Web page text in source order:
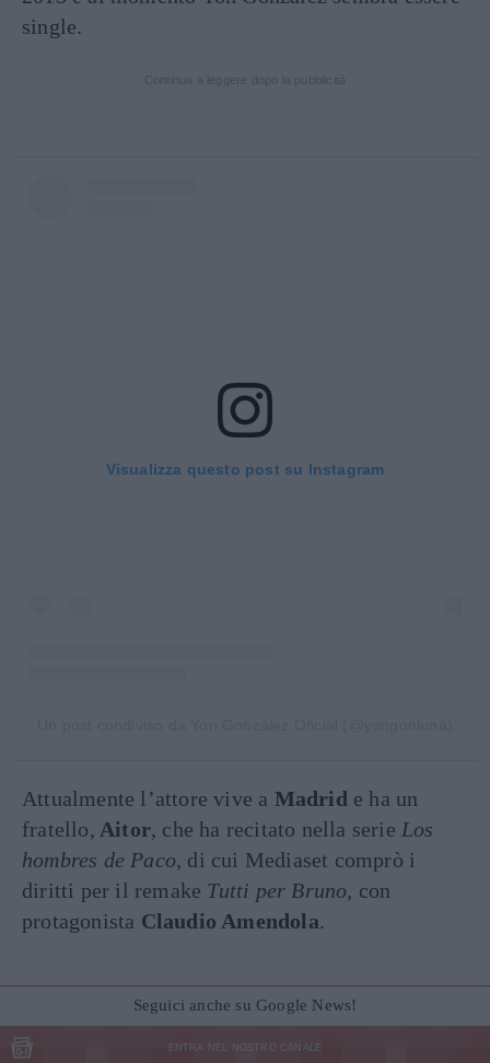
single.
Visualizza questo post su Instagram
Attualmente l’attore vive a Madrid e ha un
fratello, Aitor, che ha recitato nella serie Los
hombres de Paco, di cui Mediaset comprò i
diritti per il remake Tutti per Bruno, con
protagonista Claudio Amendola.
Seguici anche su Google News!
ENTRA NEL NOSTRO CANALE